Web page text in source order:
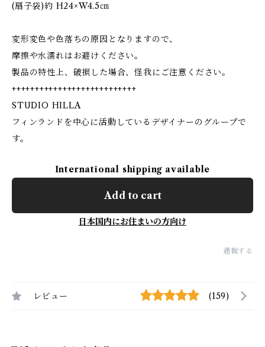
(扇子袋)約 H24×W4.5㎝
変形変色や色落ちの原因となりますので、
摩擦や水濡れはお避けください。
製品の特性上、破損した場合、怪我にご注意ください。
+++++++++++++++++++++++++++
STUDIO HILLA
フィンランドを中心に活動しているデザイナーのグループで
す。
International shipping available
Add to cart
日本国内にお住まいの方向け
通報する
レビュー (159)